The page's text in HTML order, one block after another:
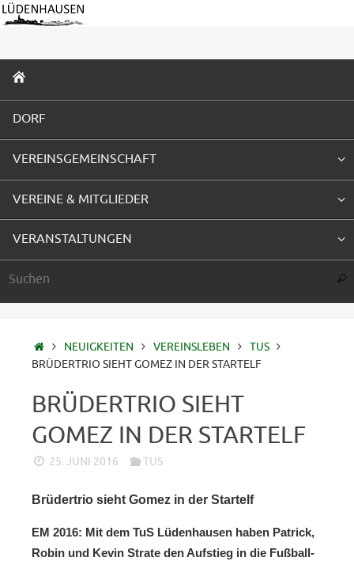
Zum
Inhalt
INHALT
SPRINGEN
DORF
VEREINSGEMEINSCHAFT
VEREINE & MITGLIEDER
VERANSTALTUNGEN
STARTSEITE
NEUIGKEITEN VEREINSLEBEN
TUS
BRÜDERTRIO SIEHT GOMEZ IN DER STARTELF
BRÜDERTRIO SIEHT
GOMEZ IN DER STARTELF
25. JUNI 2016 TUS
Brüdertrio sieht Gomez in der Startelf
EM 2016: Mit dem TuS Lüdenhausen haben Patrick,
Robin und Kevin Strate den Aufstieg in die Fußball-